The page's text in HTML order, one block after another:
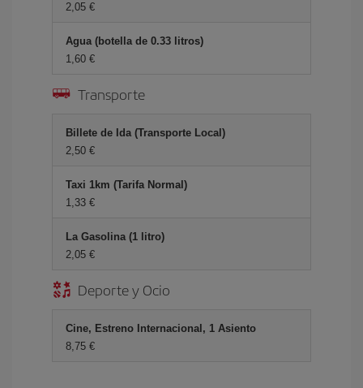
2,05 €
Agua (botella de 0.33 litros)
1,60 €
Transporte
Billete de Ida (Transporte Local)
2,50 €
Taxi 1km (Tarifa Normal)
1,33 €
La Gasolina (1 litro)
2,05 €
Deporte y Ocio
Cine, Estreno Internacional, 1 Asiento
8,75 €